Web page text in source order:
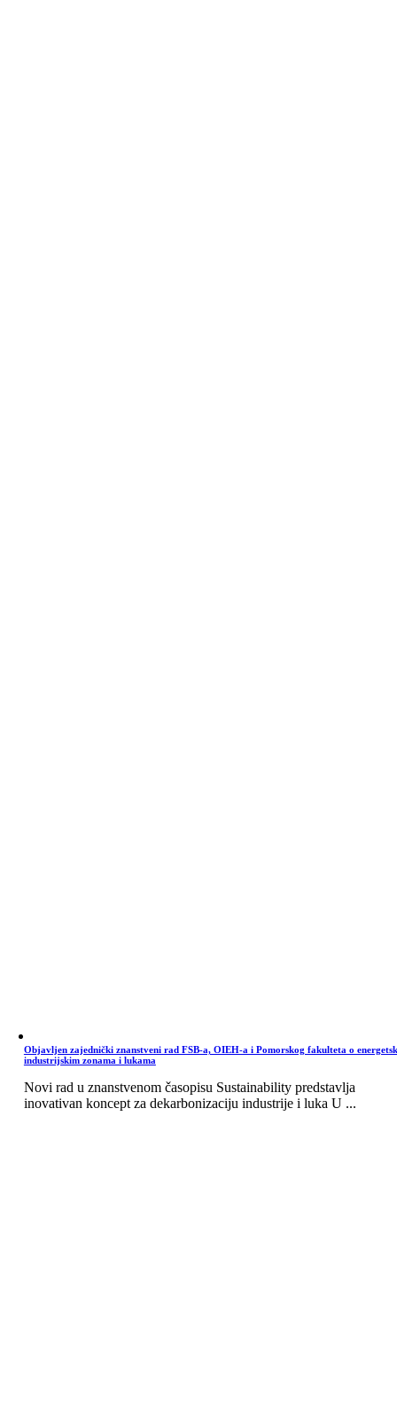
Objavljen zajednički znanstveni rad FSB-a, OIEH-a i Pomorskog fakulteta o
industrijskim zonama i lukama
Novi rad u znanstvenom časopisu Sustainability predstavlja
inovativan koncept za dekarbonizaciju industrije i luka U ...